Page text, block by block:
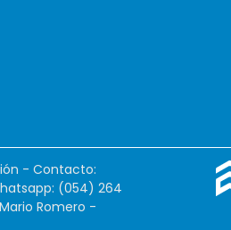
- Contacto:
(054) 264
Romero -